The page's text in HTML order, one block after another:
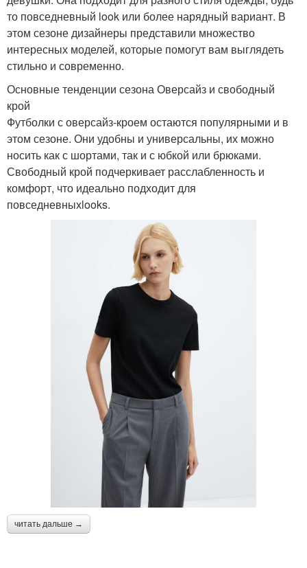
то повседневный look или более нарядный вариант. В
этом сезоне дизайнеры представили множество
интересных моделей, которые помогут вам выглядеть
стильно и современно.
Основные тенденции сезона Оверсайз и свободный
крой
Футболки с оверсайз-кроем остаются популярными и в
этом сезоне. Они удобны и универсальны, их можно
носить как с шортами, так и с юбкой или брюками.
Свободный крой подчеркивает расслабленность и
комфорт, что идеально подходит для
повседневныхlooks.
читать дальше →